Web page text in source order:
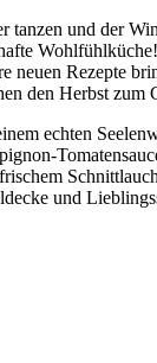
tanzen und der
neuen Rezepte
den Herbst zum
echten
und